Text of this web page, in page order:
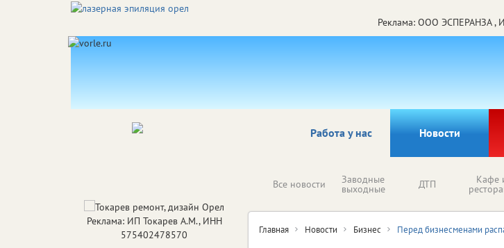
Реклама: ООО ЭСПЕРАНЗА ,
Работа у нас Новости
Все новости Заводные
выходные ДТП Кафе
Главная Новости Бизнес Перед бизнесменами
Реклама: ИП Токарев А.М., ИНН
575402478570